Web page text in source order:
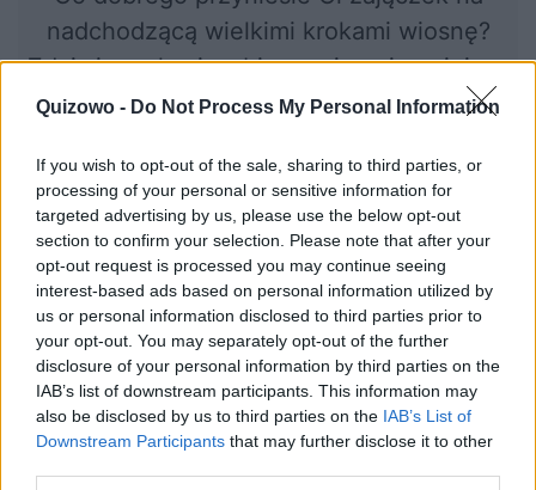
Quizowo - Do Not Process My Personal Information
If you wish to opt-out of the sale, sharing to third parties, or
processing of your personal or sensitive information for
targeted advertising by us, please use the below opt-out
section to confirm your selection. Please note that after your
opt-out request is processed you may continue seeing
interest-based ads based on personal information utilized by
us or personal information disclosed to third parties prior to
your opt-out. You may separately opt-out of the further
disclosure of your personal information by third parties on the
IAB’s list of downstream participants. This information may
also be disclosed by us to third parties on the IAB’s List of
Downstream Participants that may further disclose it to other
nadchodzącą wielkimi krokami wiosnę?
Zdaj się na los i wybierz najprzyjemniejszy
dla Twojego oka wielkanocny obrazek.
Rozpocznij quiz
Noworoczna wróżba z kart
tarota!